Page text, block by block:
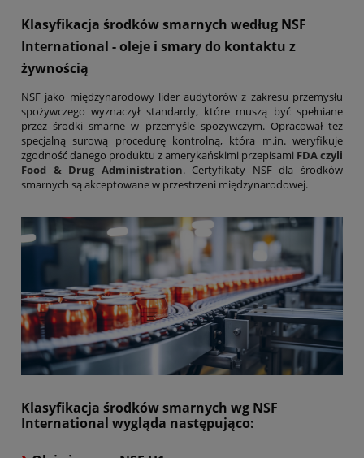
Klasyfikacja środków smarnych według NSF
International - oleje i smary do kontaktu z
żywnością
NSF jako międzynarodowy lider audytorów z zakresu przemysłu
spożywczego wyznaczył standardy, które muszą być spełniane
przez środki smarne w przemyśle spożywczym. Opracował też
specjalną surową procedurę kontrolną, która m.in. weryfikuje
zgodność danego produktu z amerykańskimi przepisami FDA czyli
Food & Drug Administration. Certyfikaty NSF dla środków
smarnych są akceptowane w przestrzeni międzynarodowej.
Klasyfikacja środków smarnych wg NSF
International wygląda następująco: